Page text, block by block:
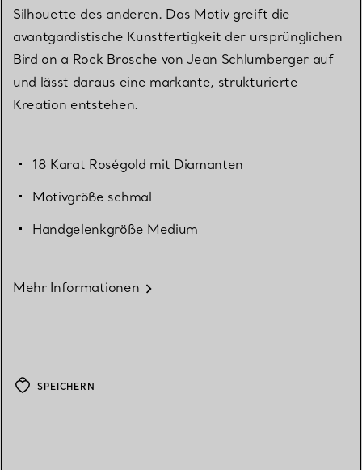
Silhouette des anderen. Das Motiv greift die
avantgardistische Kunstfertigkeit der ursprünglichen
Bird on a Rock Brosche von Jean Schlumberger auf
und lässt daraus eine markante, strukturierte
Kreation entstehen.
18 Karat Roségold mit Diamanten
Motivgröße schmal
Handgelenkgröße Medium
Mehr Informationen
SPEICHERN